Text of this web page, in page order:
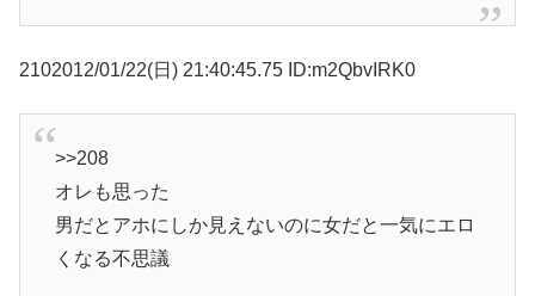
2102012/01/22(日) 21:40:45.75 ID:m2QbvIRK0
>>208
オレも思った
男だとアホにしか見えないのに女だと一気にエロ
くなる不思議